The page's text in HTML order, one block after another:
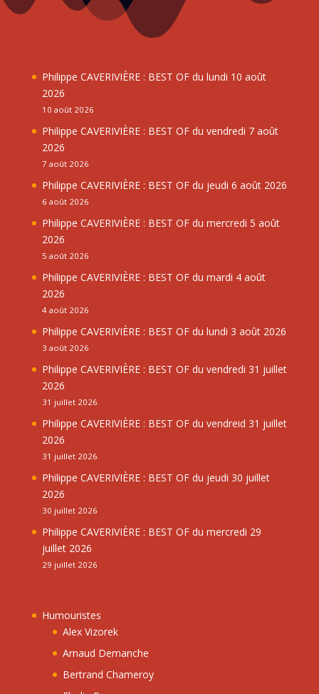
Philippe CAVERIVIÈRE : BEST OF du lundi 10 août
2026
10 août 2026
Philippe CAVERIVIÈRE : BEST OF du vendredi 7 août
2026
7 août 2026
Philippe CAVERIVIÈRE : BEST OF du jeudi 6 août 2026
6 août 2026
Philippe CAVERIVIÈRE : BEST OF du mercredi 5 août
2026
5 août 2026
Philippe CAVERIVIÈRE : BEST OF du mardi 4 août
2026
4 août 2026
Philippe CAVERIVIÈRE : BEST OF du lundi 3 août 2026
3 août 2026
Philippe CAVERIVIÈRE : BEST OF du vendredi 31 juillet
2026
31 juillet 2026
Philippe CAVERIVIÈRE : BEST OF du vendreid 31 juillet
2026
31 juillet 2026
Philippe CAVERIVIÈRE : BEST OF du jeudi 30 juillet
2026
30 juillet 2026
Philippe CAVERIVIÈRE : BEST OF du mercredi 29
juillet 2026
29 juillet 2026
Humouristes
Alex Vizorek
Arnaud Demanche
Bertrand Chameroy